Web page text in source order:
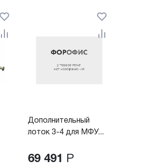
Дополнительный
лоток 3-4 для МФУ...
69 491 Р